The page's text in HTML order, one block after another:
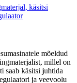
mõeldud
millel on
saab käsitsi juhtida
ja veevoolu